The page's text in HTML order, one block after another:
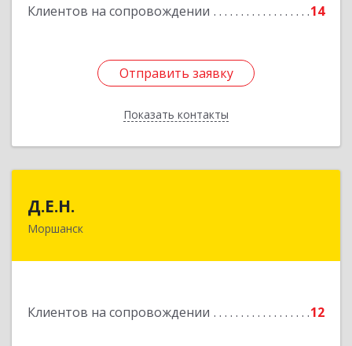
Клиентов на сопровождении 14
Отправить заявку
Показать контакты
Отправить заявку
Назад
Д.Е.Н.
Моршанск
Клиентов на сопровождении 12